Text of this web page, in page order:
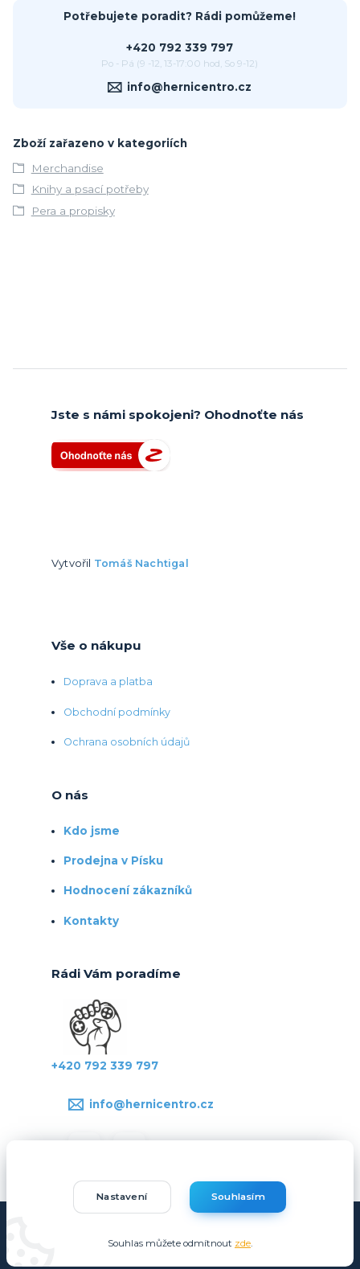
Potřebujete poradit? Rádi pomůžeme!
+420 792 339 797
Po - Pá (9 -12, 13-17:00 hod, So 9-12)
info@hernicentro.cz
Zboží zařazeno v kategoriích
Merchandise
Knihy a psací potřeby
Pera a propisky
Jste s námi spokojeni? Ohodnoťte nás
Vytvořil Tomáš Nachtigal
Vše o nákupu
Doprava a platba
Obchodní podmínky
Ochrana osobních údajů
O nás
Kdo jsme
Prodejna v Písku
Hodnocení zákazníků
Kontakty
Rádi Vám poradíme
+420 792 339 797
info@hernicentro.cz
Eshop-rychle.cz
Nastavení Souhlasím
Souhlas můžete odmítnout zde.